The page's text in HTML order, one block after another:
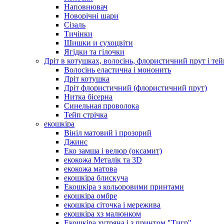
Наповнювач
Новорічні шари
Сізаль
Тичінки
Шишки и сухоцвіти
Ягідки та гілочки
Дріт в котушках, волосінь, флористичний прут і
Волосінь еластична і мононить
Дріт котушка
Дріт флористичний (флористичний прут)
Нитка бісерна
Синельная проволока
Тейп стрічка
екошкіра
Вініл матовий і прозорий
Джинс
Еко замша і велюр (оксамит)
екокожа Металік та 3D
екокожа матова
екошкіра блискуча
Екошкіра з кольоровими принтами
екошкіра омбре
екошкіра сіточка і мережива
екошкіра хз малюнком